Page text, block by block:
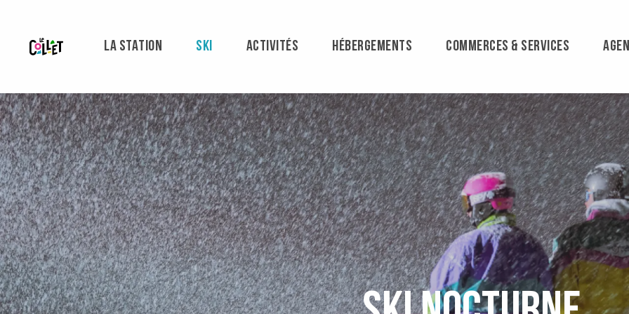
contenu
principal
LA STATION SKI ACTIVITÉS HÉBERGEMENTS COMMERCES & SERVICES